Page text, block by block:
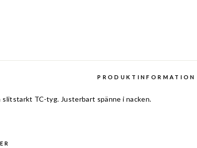
PRODUKTINFORMATION
TC-tyg. Justerbart spänne i nacken.